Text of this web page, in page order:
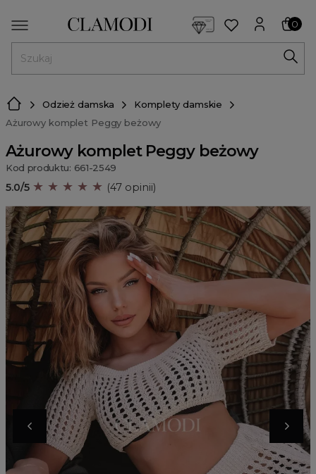
0
Odzież damska
Komplety damskie
Ażurowy komplet Peggy beżowy
Ażurowy komplet Peggy beżowy
Kod produktu: 661-2549
5.0/5 ★ ★ ★ ★ ★ (47 opinii)